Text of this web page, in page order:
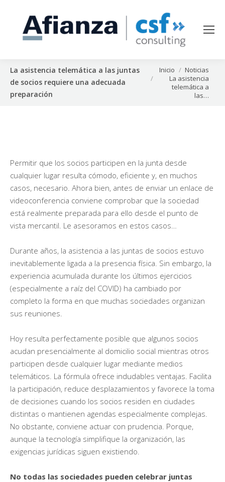
La asistencia telemática a las juntas
de socios requiere una adecuada
preparación
Estás aquí:
Inicio
Noticias
La asistencia
telemática a
las…
Permitir que los socios participen en la junta desde
cualquier lugar resulta cómodo, eficiente y, en muchos
casos, necesario. Ahora bien, antes de enviar un enlace de
videoconferencia conviene comprobar que la sociedad
está realmente preparada para ello desde el punto de
vista mercantil. Le asesoramos en estos casos…
Durante años, la asistencia a las juntas de socios estuvo
inevitablemente ligada a la presencia física. Sin embargo, la
experiencia acumulada durante los últimos ejercicios
(especialmente a raíz del COVID) ha cambiado por
completo la forma en que muchas sociedades organizan
sus reuniones.
Hoy resulta perfectamente posible que algunos socios
acudan presencialmente al domicilio social mientras otros
participen desde cualquier lugar mediante medios
telemáticos. La fórmula ofrece indudables ventajas. Facilita
la participación, reduce desplazamientos y favorece la toma
de decisiones cuando los socios residen en ciudades
distintas o mantienen agendas especialmente complejas.
No obstante, conviene actuar con prudencia. Porque,
aunque la tecnología simplifique la organización, las
exigencias jurídicas siguen existiendo.
No todas las sociedades pueden celebrar juntas